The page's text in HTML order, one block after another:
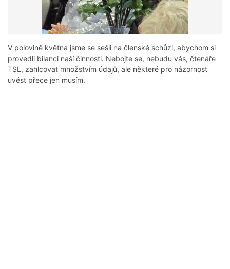
V polovině května jsme se sešli na členské schůzi, abychom si
provedli bilanci naší činnosti. Nebojte se, nebudu vás, čtenáře
TSL, zahlcovat množstvím údajů, ale některé pro názornost
uvést přece jen musím.